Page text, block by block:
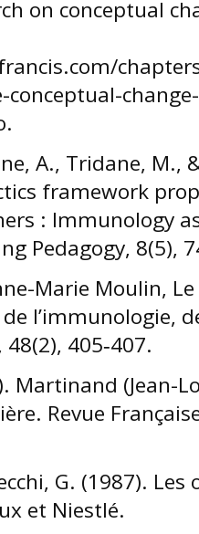
on conceptual
conceptual-
A., Tridane, M.,
framework
: Immunology
Pedagogy, 8(5),
Marie Moulin,
l’immunologie,
405‑407.
Martinand (Jean-
Revue
G. (1987).
et Niestlé.